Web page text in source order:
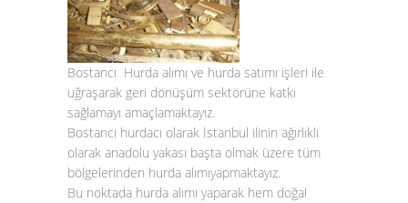
Bostancı Hurda alımı ve hurda satımı işleri ile
uğraşarak geri dönüşüm sektörüne katkı
sağlamayı amaçlamaktayız.
Bostancı hurdacı olarak İstanbul ilinin ağırlıklı
olarak anadolu yakası başta olmak üzere tüm
bölgelerinden hurda alımıyapmaktayız.
Bu noktada hurda alımı yaparak hem doğal